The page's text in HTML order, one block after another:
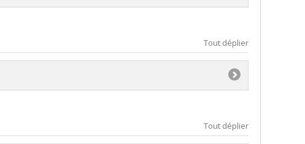
Tout déplier
de revues et de transfert de connaissance (conf, coll,
Tout déplier